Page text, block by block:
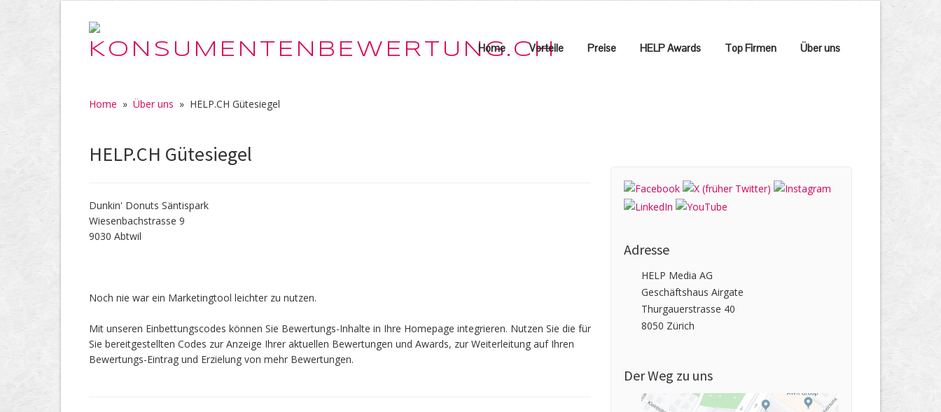
Home Vorteile Preise HELP Awards Top Firmen Über uns
Home » Über uns » HELP.CH Gütesiegel
HELP.CH Gütesiegel
Dunkin' Donuts Säntispark
Wiesenbachstrasse 9
9030 Abtwil
Noch nie war ein Marketingtool leichter zu nutzen.
Mit unseren Einbettungscodes können Sie Bewertungs-Inhalte in Ihre Homepage integrieren. Nutzen Sie die für
Sie bereitgestellten Codes zur Anzeige Ihrer aktuellen Bewertungen und Awards, zur Weiterleitung auf Ihren
Bewertungs-Eintrag und Erzielung von mehr Bewertungen.
Adresse
HELP Media AG
Geschäftshaus Airgate
Thurgauerstrasse 40
8050 Zürich
Der Weg zu uns